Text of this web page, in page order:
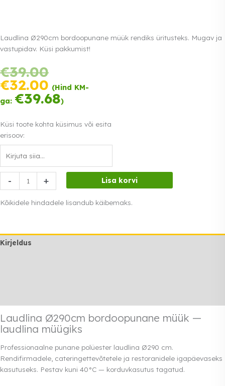
Laudlina Ø290cm bordoopunane müük rendiks üritusteks. Mugav ja
vastupidav. Küsi pakkumist!
€39.00Algne
hind
oli:
€39.00.
€32.00 Praegune
hind
on:
€32.00.
(Hind KM-
ga: €39.68)
Küsi toote kohta küsimus või esita
erisoov:
-
Ø290cm
bordoopunane
+ Lisa korvi
Kõikidele hindadele lisandub käibemaks.
Kirjeldus
Laudlina Ø290cm bordoopunane müük —
laudlina müügiks
Professionaalne punane polüester laudlina Ø290 cm.
Rendifirmadele, cateringettevõtetele ja restoranidele igapäevaseks
kasutuseks. Pestav kuni 40°C — korduvkasutus tagatud.